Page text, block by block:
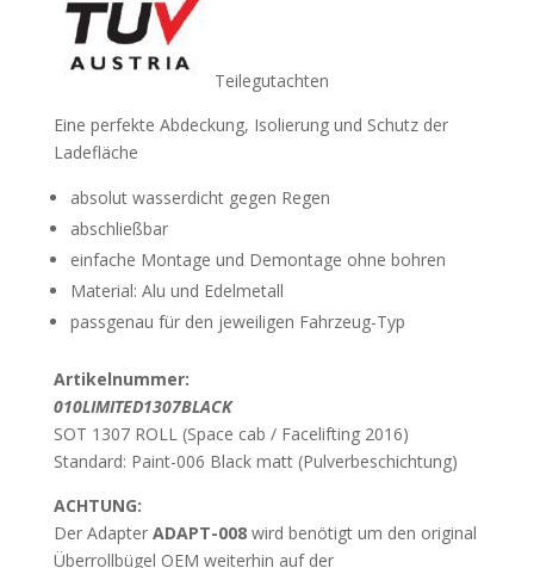
Teilegutachten
Eine perfekte Abdeckung, Isolierung und Schutz der
Ladefläche
absolut wasserdicht gegen Regen
abschließbar
einfache Montage und Demontage ohne bohren
Material: Alu und Edelmetall
passgenau für den jeweiligen Fahrzeug-Typ
Artikelnummer:
010LIMITED1307BLACK
SOT 1307 ROLL (Space cab / Facelifting 2016)
Standard: Paint-006 Black matt (Pulverbeschichtung)
ACHTUNG:
Der Adapter ADAPT-008wird benötigt um den original
Überrollbügel OEM weiterhin auf der